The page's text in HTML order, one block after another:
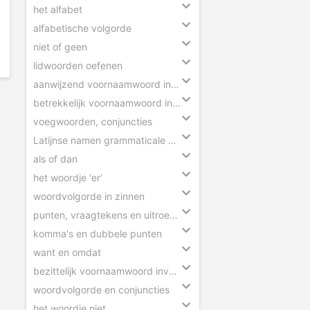
het alfabet
alfabetische volgorde
niet of geen
lidwoorden oefenen
aanwijzend voornaamwoord invullen
betrekkelijk voornaamwoord invullen
voegwoorden, conjuncties
Latijnse namen grammaticale begrippen
als of dan
het woordje 'er'
woordvolgorde in zinnen
punten, vraagtekens en uitroeptekens
komma's en dubbele punten
want en omdat
bezittelijk voornaamwoord invullen
woordvolgorde en conjuncties